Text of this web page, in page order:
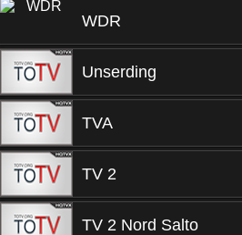
WDR
Unserding
TVA
TV 2
TV 2 Nord Salto